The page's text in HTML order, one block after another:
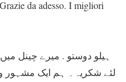
da adesso. I migliori
لئے شکریہ۔ ہم ایک مشہور